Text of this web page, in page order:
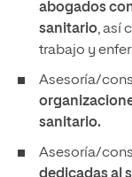
abogados
sanitario, así
trabajo y
Asesoría/
sanitario.
Asesoría/